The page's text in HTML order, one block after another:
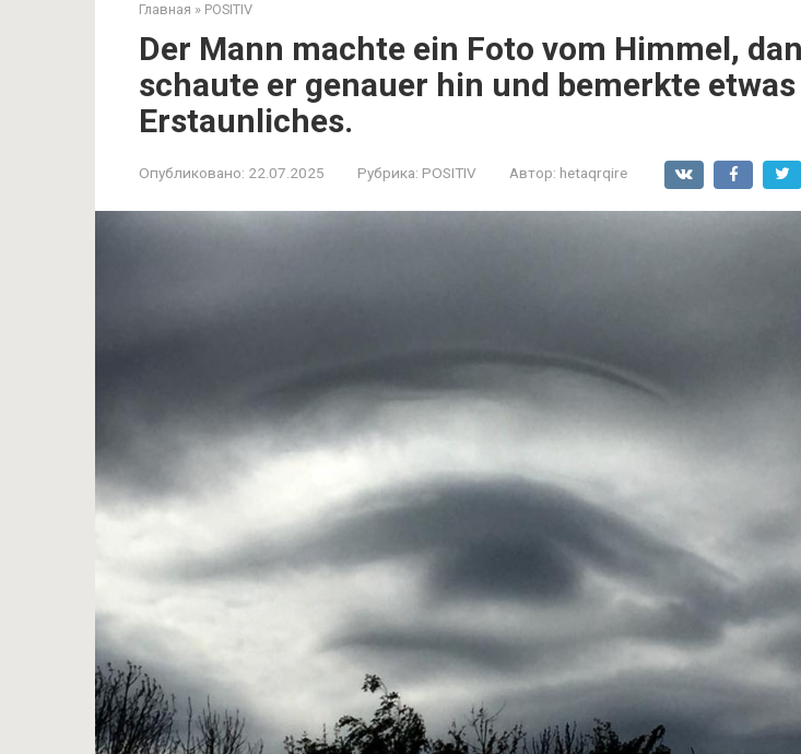
Главная » POSITIV
Der Mann machte ein Foto vom Himmel,
schaute er genauer hin und bemerkte etwas
Erstaunliches.
Опубликовано: 22.07.2025 Рубрика: POSITIV Автор: hetaqrqire